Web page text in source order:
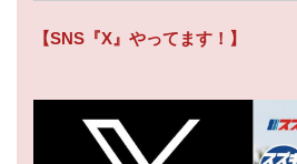
【SNS『X』やってます！】